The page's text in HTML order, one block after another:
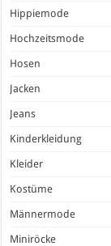
Hippiemode
Hochzeitsmode
Hosen
Jacken
Jeans
Kinderkleidung
Kleider
Kostüme
Männermode
Miniröcke